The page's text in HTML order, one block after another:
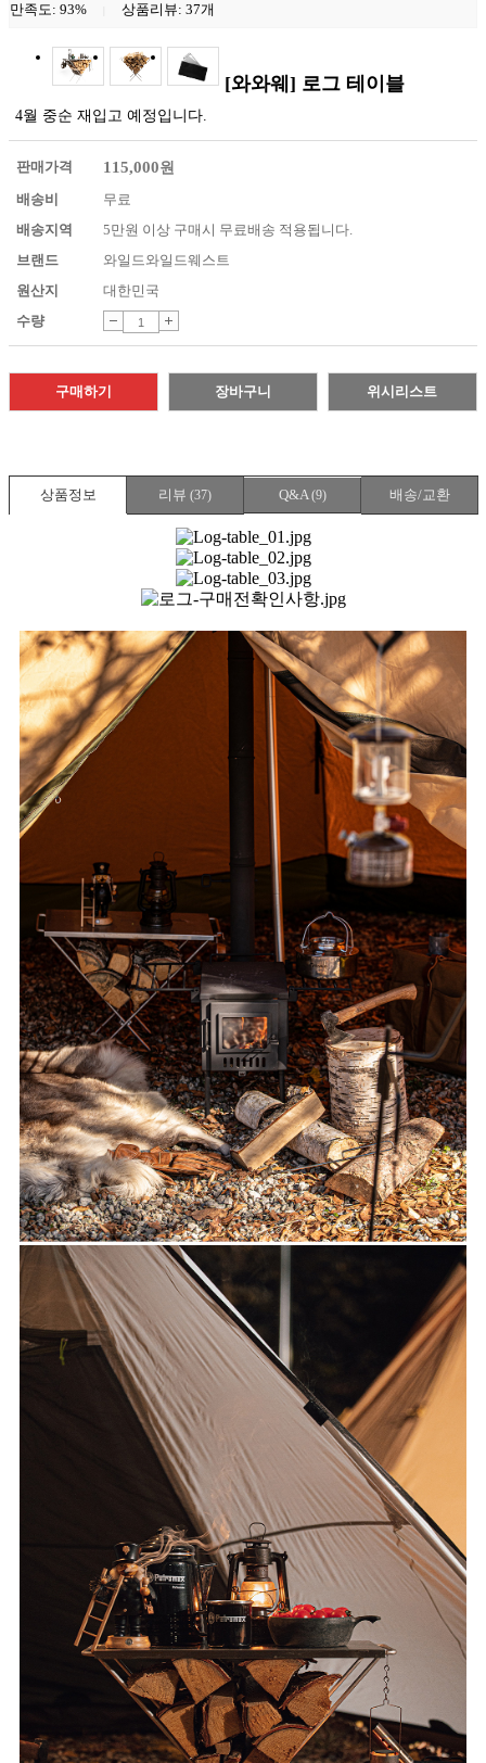
만족도: 93% 상품리뷰: 37개
[와와웨] 로그 테이블
4월 중순 재입고 예정입니다.
판매가격 115,000원
배송비
무료
배송지역
5만원 이상 구매시 무료배송 적용됩니다.
브랜드
와일드와일드웨스트
원산지
대한민국
수량
구매하기 장바구니 위시리스트
상품정보 리뷰 (37) Q&A(9) 배송/교환